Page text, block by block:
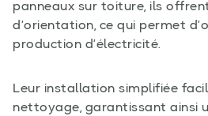
panneaux sur toiture, ils
d’orientation, ce qui permet
production d’électricité.
Leur installation simplifiée
nettoyage, garantissant ainsi